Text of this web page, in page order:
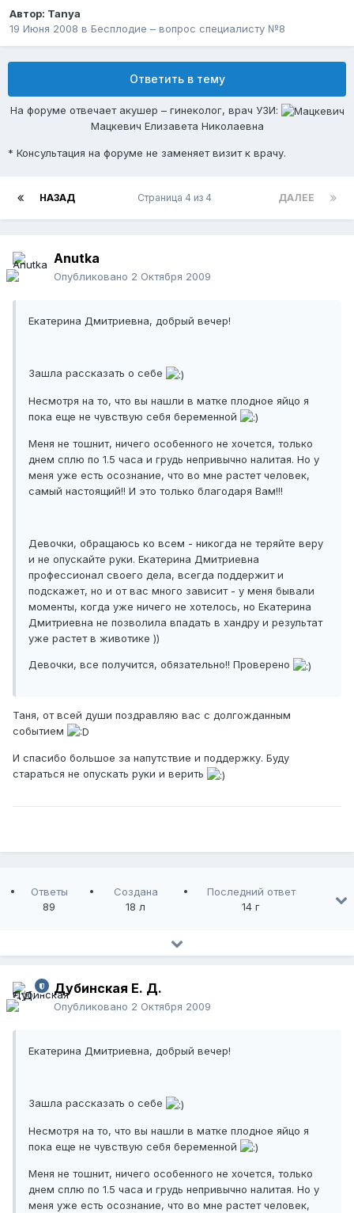
Автор: Tanya
19 Июня 2008 в Бесплодие – вопрос специалисту №8
Ответить в тему
На форуме отвечает акушер – гинеколог, врач УЗИ:
Мацкевич Елизавета Николаевна
* Консультация на форуме не заменяет визит к врачу.
НАЗАД ДАЛЕЕ
Страница 4 из 4
Anutka
Опубликовано 2 Октября 2009
Екатерина Дмитриевна, добрый вечер!
Зашла рассказать о себе
Несмотря на то, что вы нашли в матке плодное яйцо я
пока еще не чувствую себя беременной
Меня не тошнит, ничего особенного не хочется, только
днем сплю по 1.5 часа и грудь непривычно налитая. Но у
меня уже есть осознание, что во мне растет человек,
самый настоящий!! И это только благодаря Вам!!!
Девочки, обращаюсь ко всем - никогда не теряйте веру
и не опускайте руки. Екатерина Дмитриевна
профессионал своего дела, всегда поддержит и
подскажет, но и от вас много зависит - у меня бывали
моменты, когда уже ничего не хотелось, но Екатерина
Дмитриевна не позволила впадать в хандру и результат
уже растет в животике ))
Девочки, все получится, обязательно!! Проверено
Таня, от всей души поздравляю вас с долгожданным
событием
И спасибо большое за напутствие и поддержку. Буду
стараться не опускать руки и верить
Ответы
89
Создана
18 л
Последний ответ
14 г
Дубинская Е. Д.
Опубликовано 2 Октября 2009
Екатерина Дмитриевна, добрый вечер!
Зашла рассказать о себе
Несмотря на то, что вы нашли в матке плодное яйцо я
пока еще не чувствую себя беременной
Меня не тошнит, ничего особенного не хочется, только
днем сплю по 1.5 часа и грудь непривычно налитая. Но у
меня уже есть осознание, что во мне растет человек,